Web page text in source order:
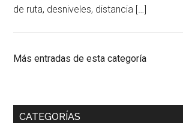
de ruta, desniveles, distancia […]
Más entradas de esta categoría
CATEGORÍAS